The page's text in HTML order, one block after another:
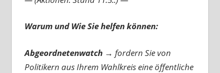
Warum und Wie Sie helfen können:
Abgeordnetenwatch → fordern Sie von
Politikern aus Ihrem Wahlkreis eine öffentliche